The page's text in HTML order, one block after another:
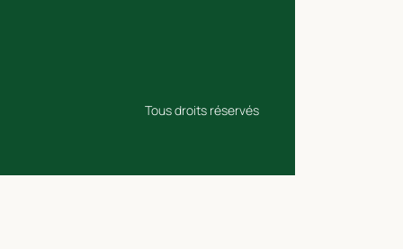
Tous droits réservés